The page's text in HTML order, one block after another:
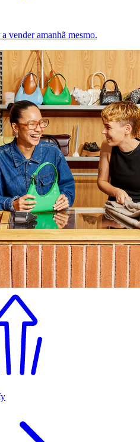
vender amanhã mesmo.